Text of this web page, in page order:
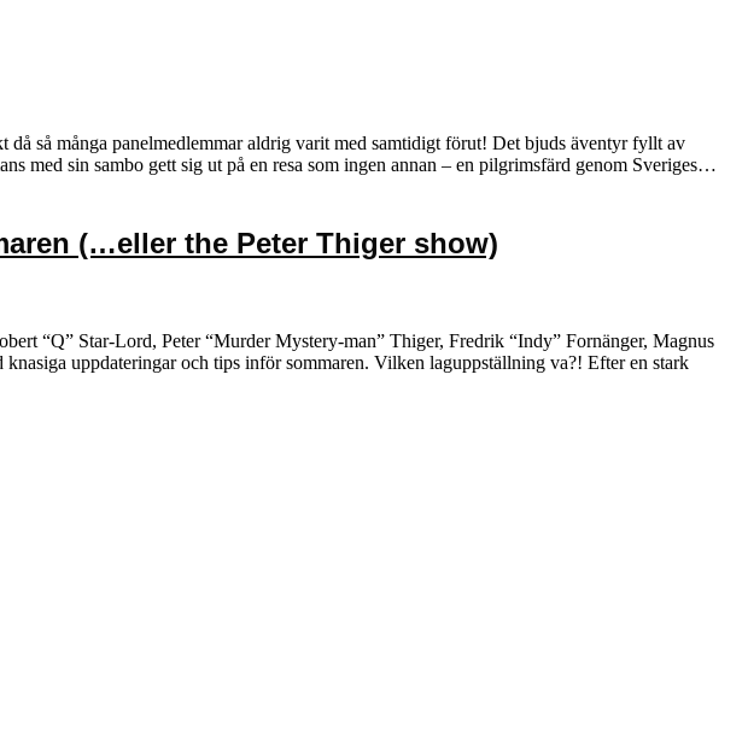
så många panelmedlemmar aldrig varit med samtidigt förut! Det bjuds äventyr fyllt av
med sin sambo gett sig ut på en resa som ingen annan – en pilgrimsfärd genom Sveriges…
(…eller the Peter Thiger show)
“Q” Star-Lord, Peter “Murder Mystery-man” Thiger, Fredrik “Indy” Fornänger, Magnus
uppdateringar och tips inför sommaren. Vilken laguppställning va?! Efter en stark